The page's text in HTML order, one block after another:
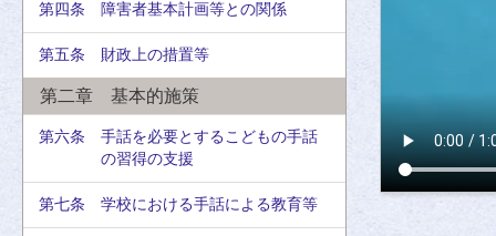
第四条 障害者基本計画等との関係
第五条 財政上の措置等
第二章 基本的施策
第六条 手話を必要とするこどもの手話
の習得の支援
第七条 学校における手話による教育等